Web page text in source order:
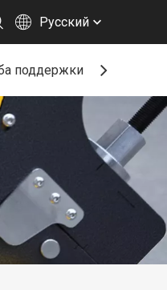
Pусский
поддержки